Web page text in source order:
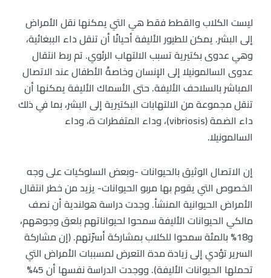
ليست الكلاب والقطط فقط هي التي يمكنها نقل الأمراض
إلى البشر. يمكن للطيور الأليفة أحيانًا أن تنقل داء الببغائية،
وهي عدوى بكتيرية تسبب الالتهاب الرئوي. تم ربط انتقال
عدوى السالمونيلا إلى الإنسان وخاصةً الأطفال عند الاتصال
المباشر بالسلاحف الأليفة. حتى الأسماك الأليفة يمكنها أن
تنقل مجموعة من الالتهابات البكتيرية إلى البشر، بما في ذلك
داء الضمة (vibriosis)، وداء المتفطرات ة، وداء
السالمونيلا.
إن الاتصال الوثيق بالحيوانات -وبعض السلوكيات على وجه
الخصوص التي يقوم بها مربو الحيوانات- يزيد من خطر انتقال
الأمراض الحيوانية المنشأ. وجدت دراسة هولندية أن نصف
مالكي الحيوانات الأليفة سمحوا لحيواناتهم بلعق وجوههم،
و18% بالمئة سمحوا للكلاب بمشاركة أسرّتهم. (إن مشاركة
السرير تؤدي إلى زيادة مدة التعرض لمسببات الأمراض التي
تحملها الحيوانات الأليفة). ووجدت الدراسة نفسها أن 45%